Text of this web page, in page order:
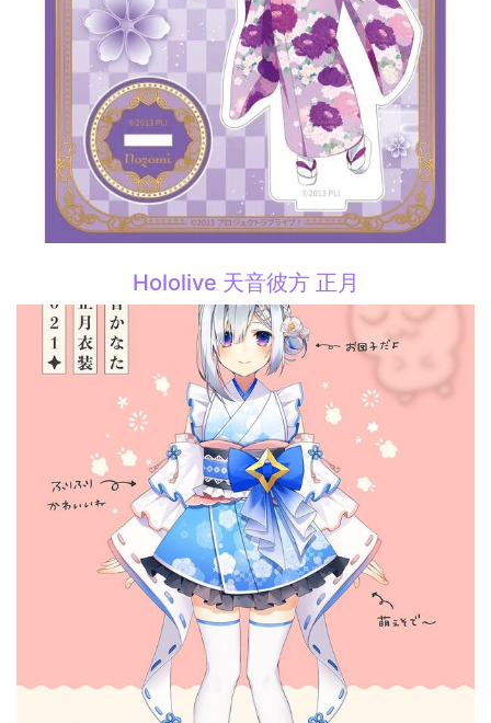
Hololive 天音彼方 正月